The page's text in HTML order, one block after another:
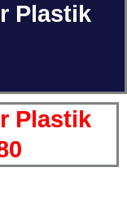
Plastik
Plastik